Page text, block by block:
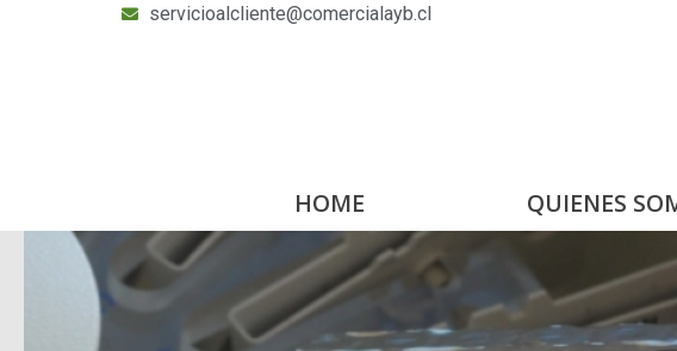
servicioalcliente@comercialayb.cl
HOME QUIENES